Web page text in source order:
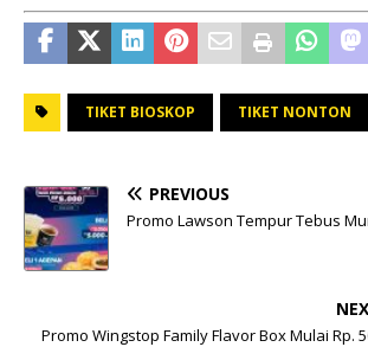
TIKET BIOSKOP TIKET NONTON
PREVIOUS
Promo Lawson Tempur Tebus
Promo Wingstop Family Flavor Box Mulai Rp.